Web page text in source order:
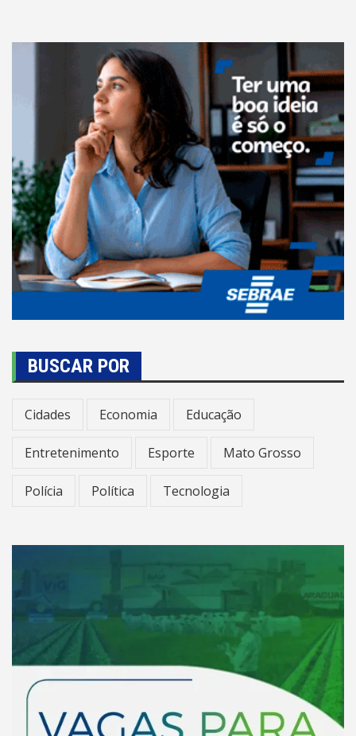
BUSCAR POR
Cidades Economia Educação
Entretenimento Esporte Mato Grosso
Polícia Política Tecnologia